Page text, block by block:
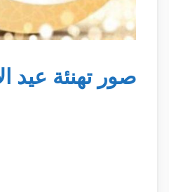
صور تهنئة عيد